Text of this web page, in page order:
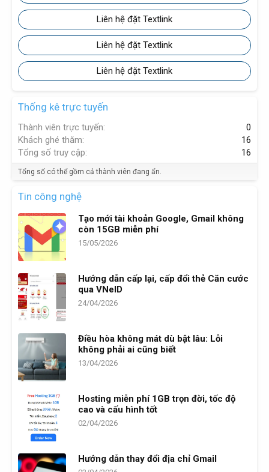
Liên hệ đặt Textlink
Liên hệ đặt Textlink
Liên hệ đặt Textlink
Thống kê trực tuyến
Thành viên trực tuyến
0
Khách ghé thăm
16
Tổng số truy cập
16
Tổng số có thể gồm cả thành viên đang ẩn.
Tin công nghệ
Tạo mới tài khoản Google, Gmail không
còn 15GB miễn phí
15/05/2026
Hướng dẫn cấp lại, cấp đổi thẻ Căn cước
qua VNeID
24/04/2026
Điều hòa không mát dù bật lâu: Lỗi
không phải ai cũng biết
13/04/2026
Hosting miễn phí 1GB trọn đời, tốc độ
cao và cấu hình tốt
02/04/2026
Hướng dẫn thay đổi địa chỉ Gmail